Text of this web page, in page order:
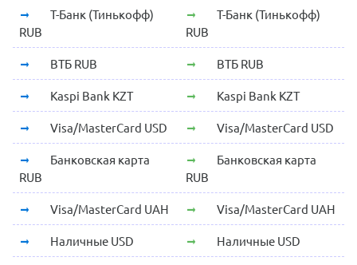
Т-Банк (Тинькофф)
RUB
Т-Банк (Тинькофф)
RUB
ВТБ RUB ВТБ RUB
Kaspi Bank KZT Kaspi Bank KZT
Visa/MasterCard USD Visa/MasterCard USD
Банковская карта
RUB
Банковская карта
RUB
Visa/MasterCard UAH Visa/MasterCard UAH
Наличные USD Наличные USD